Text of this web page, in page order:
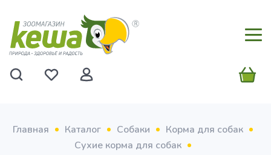
Главная Каталог Собаки
Корма для собак
Сухие корма для собак